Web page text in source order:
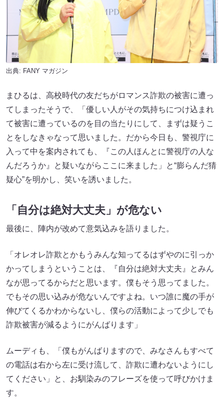
出典: FANY マガジン
まひるは、高校時代の友だちがロマンス詐欺の被害に遭っ
てしまったそうで、「優しい人がその気持ちにつけ込まれ
て被害に遭っているのを目の当たりにして、まずは疑うこ
とをしなきゃなって思いました。だから今日も、警視庁に
入って中を案内されても、『この人ほんとに警視庁の人な
んだろうか』と疑いながらここに来ました」と“膨らんだ猜
疑心”を明かし、笑いを誘いました。
「自分は絶対大丈夫」が危ない
最後に、陣内が改めて意気込みを語りました。
「オレオレ詐欺とかもうみんな知ってるはずやのに引っか
かってしまうということは、『自分は絶対大丈夫』とみん
なが思ってるからだと思います。僕もそう思ってました。
でもその思い込みが危ないんですよね。いつ誰に魔の手が
伸びてくるかわからないし、僕らの活動によって少しでも
詐欺被害が減るようにがんばります」
ムーディも、「僕もがんばりますので、みなさんもすべて
の電話は右から左に受け流して、詐欺に遭わないようにし
てください」と、お馴染みのフレーズを使って呼びかけま
す。